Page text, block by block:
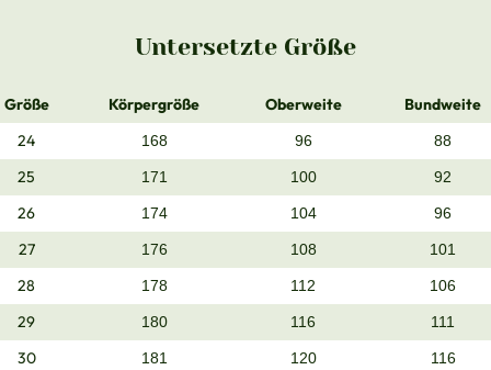
Untersetzte Größe
Größe Körpergröße Oberweite
Bundweite
24
168 96 88
25 171 100 92
26 174 104 96
27 176 108 101
28 178 112 106
29 180 116 111
30 181 120 116